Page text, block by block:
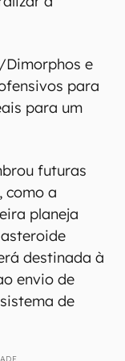
e
para
para um
futuras
como a
planeja
destinada à
envio de
de